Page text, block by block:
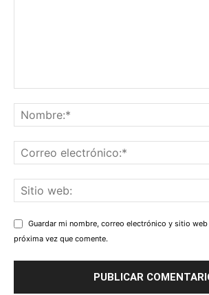
Guardar mi nombre, correo electrónico y sitio
próxima vez que comente.